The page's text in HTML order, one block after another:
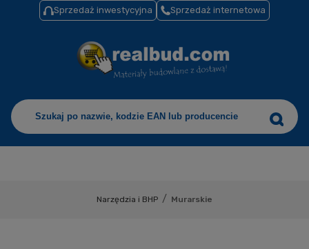
Sprzedaż inwestycyjna Sprzedaż internetowa
Narzędzia i BHP / Murarskie